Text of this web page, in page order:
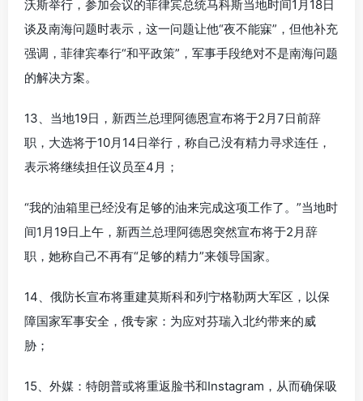
沃斯举行，参加会议的菲律宾总统马科斯当地时间1月18日
谈及南海问题时表示，这一问题让他“夜不能寐”，但他补充
强调，菲律宾奉行“和平政策”，军事手段绝对不是南海问题
的解决方案。
13、当地19日，新西兰总理阿德恩宣布将于2月7日前辞
职，大选将于10月14日举行，称自己没有精力寻求连任，
表示将继续担任议员至4月；
“我的油箱里已经没有足够的油来完成这项工作了。”当地时
间1月19日上午，新西兰总理阿德恩突然宣布将于2月辞
职，她称自己不再有“足够的精力”来领导国家。
14、俄防长宣布将重建莫斯科和列宁格勒两大军区，以保
障国家军事安全，俄专家：为应对芬瑞入北约带来的威
胁；
15、外媒：特朗普或将重返脸书和Instagram，从而确保吸